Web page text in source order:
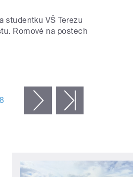
studentku VŠ Terezu
Romové na postech
následující ›